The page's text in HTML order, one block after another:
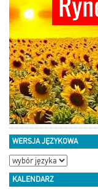
WERSJA JĘZYKOWA
KALENDARZ